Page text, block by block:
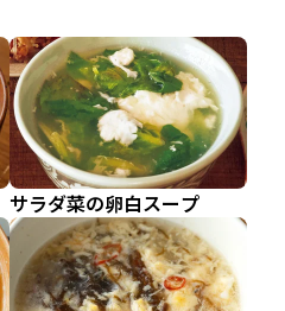
サラダ菜の卵白スープ